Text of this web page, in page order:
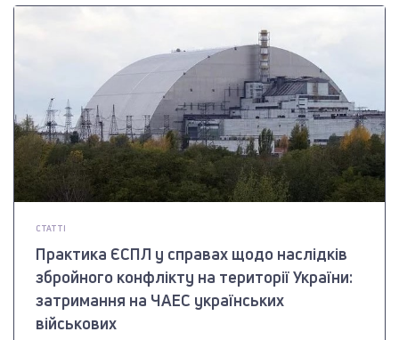
СТАТТІ
Практика ЄСПЛ у справах щодо наслідків
збройного конфлікту на території України:
затримання на ЧАЕС українських
військових